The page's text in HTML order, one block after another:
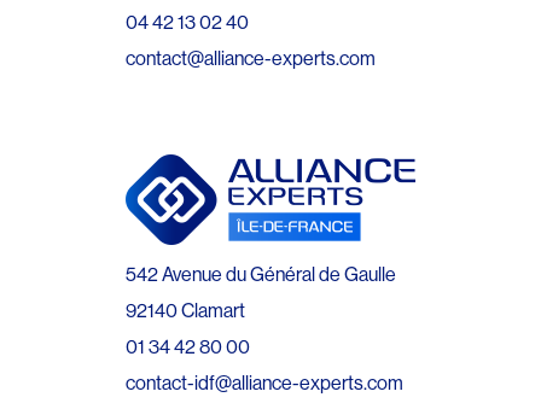
04 42 13 02 40
contact@alliance-experts.com
542 Avenue du Général de Gaulle
92140 Clamart
01 34 42 80 00
contact-idf@alliance-experts.com